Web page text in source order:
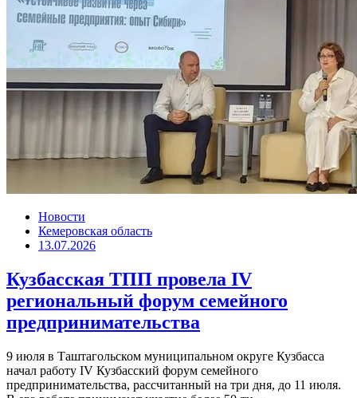
Новости
Кемеровская область
13.07.2026
Кузбасская ТПП провела IV
региональный форум семейного
предпринимательства
9 июля в Таштагольском муниципальном округе Кузбасса
начал работу IV Кузбасский форум семейного
предпринимательства, рассчитанный на три дня, до 11 июля.